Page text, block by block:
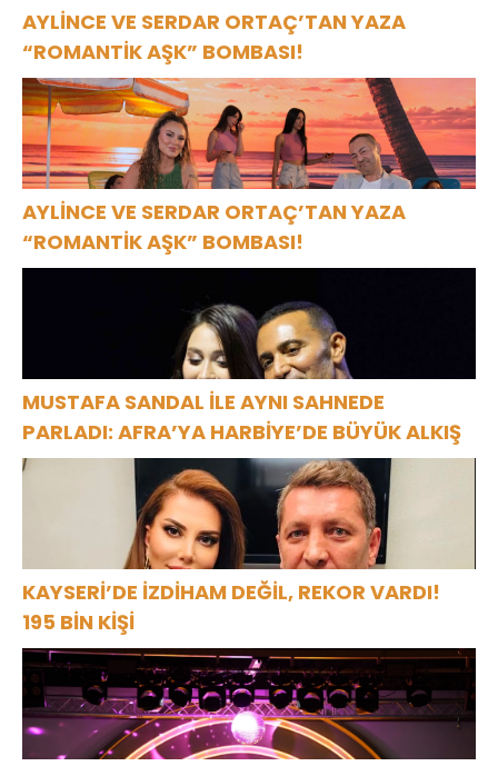
AYLİNCE VE SERDAR ORTAÇ’TAN YAZA
“ROMANTİK AŞK” BOMBASI!
AYLİNCE VE SERDAR ORTAÇ’TAN YAZA
“ROMANTİK AŞK” BOMBASI!
MUSTAFA SANDAL İLE AYNI SAHNEDE
PARLADI: AFRA’YA HARBİYE’DE BÜYÜK ALKIŞ
KAYSERİ’DE İZDİHAM DEĞİL, REKOR VARDI!
195 BİN KİŞİ